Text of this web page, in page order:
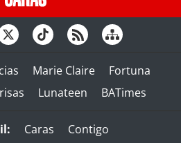
Marie Claire
Fortuna
Lunateen BATimes
Caras
Contigo